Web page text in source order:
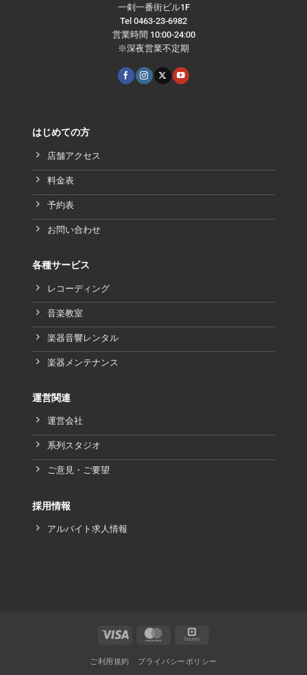
一剣一番街ビル1F
Tel 0463-23-6982
営業時間 10:00-24:00
※深夜営業不定期
はじめての方
店舗アクセス
料金表
予約表
お問い合わせ
各種サービス
レコーディング
音楽教室
楽器音響レンタル
楽器メンテナンス
運営関連
運営会社
系列スタジオ
ご意見・ご要望
採用情報
アルバイト求人情報
ご利用規約 プライバシーポリシー